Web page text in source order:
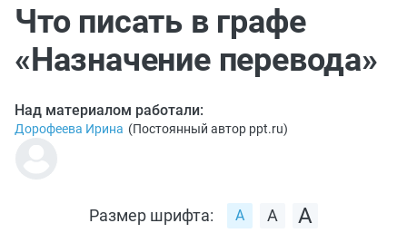
06.08
Обеспечительный платёж СПОТ могут заменить
банковской гарантией#новости
Что писать в графе
«Назначение перевода»
Над материалом работали:
Дорофеева Ирина (Постоянный автор ppt.ru)
Размер шрифта: